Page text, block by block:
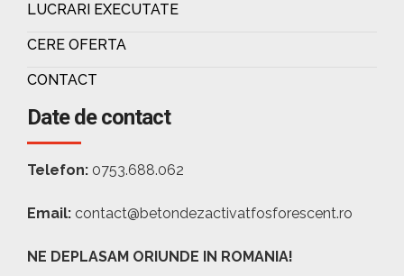
LUCRARI EXECUTATE
CERE OFERTA
CONTACT
Date de contact
Telefon: 0753.688.062
Email: contact@betondezactivatfosforescent.ro
NE DEPLASAM ORIUNDE IN ROMANIA!